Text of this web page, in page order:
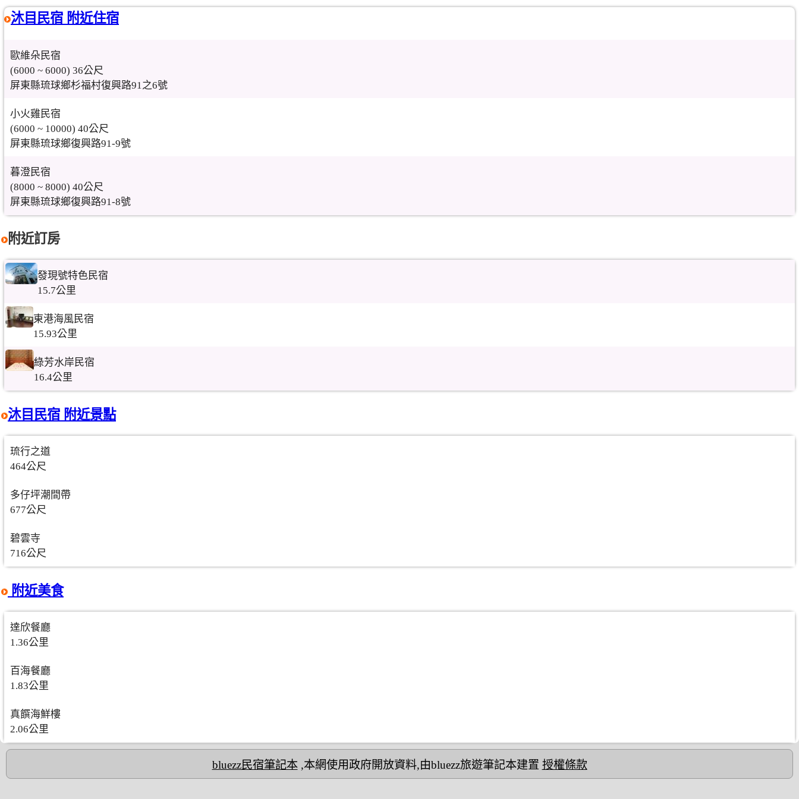
沐目民宿 附近住宿
歐維朵民宿
(6000 ~ 6000) 36公尺
屏東縣琉球鄉杉福村復興路91之6號
小火雞民宿
(6000 ~ 10000) 40公尺
屏東縣琉球鄉復興路91-9號
暮澄民宿
(8000 ~ 8000) 40公尺
屏東縣琉球鄉復興路91-8號
附近訂房
發現號特色民宿
15.7公里
東港海風民宿
15.93公里
綠芳水岸民宿
16.4公里
沐目民宿 附近景點
琉行之道
464公尺
多仔坪潮間帶
677公尺
碧雲寺
716公尺
附近美食
達欣餐廳
1.36公里
百海餐廳
1.83公里
真饌海鮮樓
2.06公里
bluezz民宿筆記本,本網使用政府開放資料,由bluezz旅遊筆記本建置 授權條款